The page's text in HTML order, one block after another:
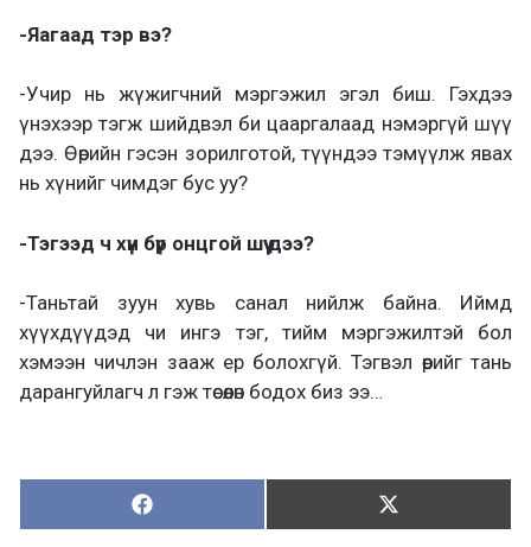
-Яагаад тэр вэ?
-Учир нь жүжигчний мэргэжил эгэл биш. Гэхдээ
үнэхээр тэгж шийдвэл би цааргалаад нэмэргүй шүү
дээ. Өөрийн гэсэн зорилготой, түүндээ тэмүүлж явах
нь хүнийг чимдэг бус уу?
-Тэгээд ч хүн бүр онцгой шүү дээ?
-Таньтай зуун хувь санал нийлж байна. Иймд
хүүхдүүдэд чи ингэ тэг, тийм мэргэжилтэй бол
хэмээн чичлэн зааж ер болохгүй. Тэгвэл өөрийг тань
дарангуйлагч л гэж төсөөлөн бодох биз ээ…
Хуваалцах:
Х
у
Түгээх:
Т
ү